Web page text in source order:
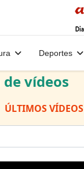
Deportes
vídeos
ÚLTIMOS VÍDEOS